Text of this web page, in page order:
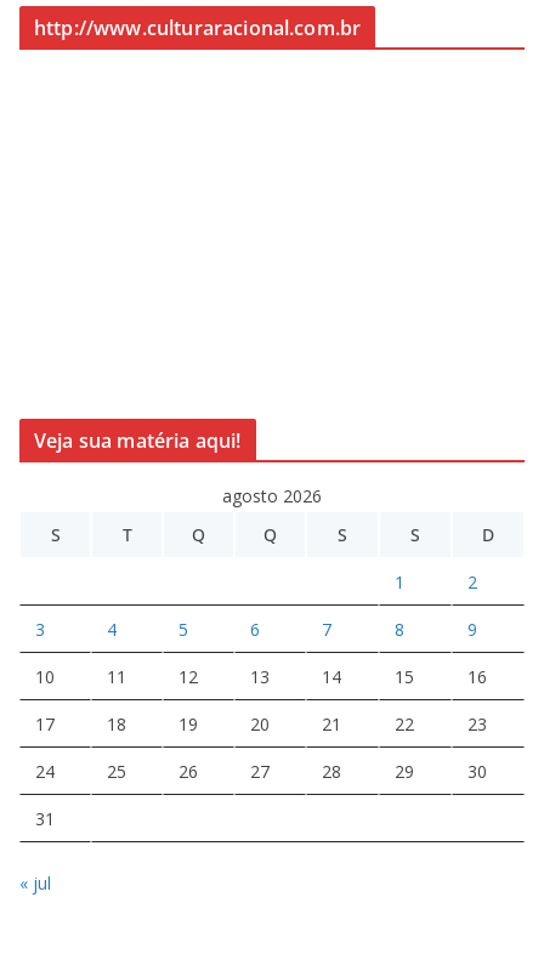
http://www.culturaracional.com.br
Veja sua matéria aqui!
agosto 2026
S
T Q Q S S D
1 2
3 4 5 6 7 8 9
10 11 12 13 14 15 16
17 18 19 20 21 22 23
24 25 26 27 28 29 30
31
« jul